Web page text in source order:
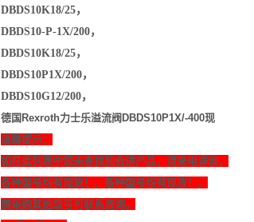
DBDS10K18/25，
DBDS10-P-1X/200，
DBDS10K18/25，
DBDS10P1X/200，
DBDS10G12/200，
德国Rexroth力士乐溢流阀DBDS10P1X/-400现
温馨提示：
如在此列表中您未查找到合适产品，请来电详询，
各种型号均有现货！、各种型号均有现货！、
需采购其他型号可联系咨询。